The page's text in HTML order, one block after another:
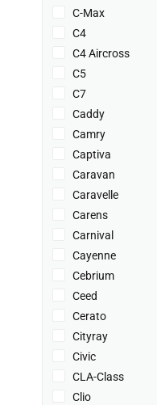
C-Max
C4
C4 Aircross
C5
C7
Caddy
Camry
Captiva
Caravan
Caravelle
Carens
Carnival
Cayenne
Cebrium
Ceed
Cerato
Cityray
Civic
CLA-Class
Clio